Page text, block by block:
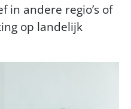
in andere regio’s of
op landelijk